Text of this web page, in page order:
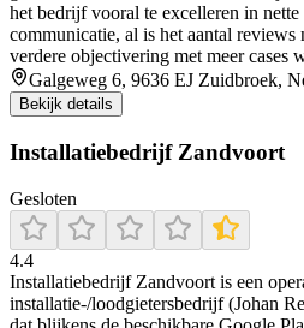
het bedrijf vooral te excelleren in
communicatie, al is het aantal
verdere objectivering met meer cases
Galgeweg 6, 9636 EJ Zuidbroek,
Bekijk details
Installatiebedrijf Zandvoort
Gesloten
4.4
Installatiebedrijf Zandvoort is een
installatie-/loodgietersbedrijf (Johan